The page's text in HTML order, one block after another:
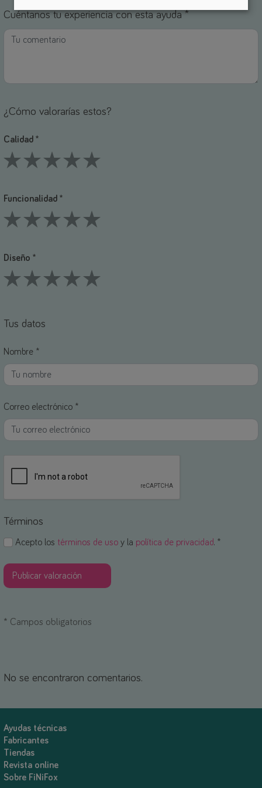
Cuéntanos tu experiencia con esta ayuda *
¿Cómo valorarías estos?
Calidad *
Funcionalidad *
Diseño *
Tus datos
Nombre *
Correo electrónico *
Términos
Acepto los términos de uso y la política de privacidad. *
* Campos obligatorios
No se encontraron comentarios.
Ayudas técnicas
Fabricantes
Tiendas
Revista online
Sobre FiNiFox